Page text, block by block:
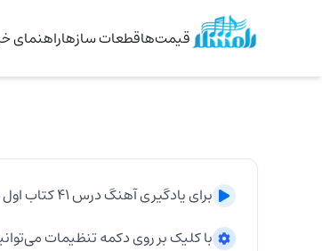
قیمت‌هاقطعات سازهاراهنمای
برای یادگیری آهنگدرس ۴۱ کتاب اول هنرستان
با کلیک بر روی دکمه تنظیمات